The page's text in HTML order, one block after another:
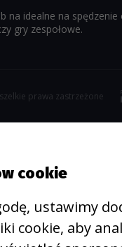
idealne na spędzenie
gry zespołowe.
prawa zastrzeżone
cookie
ustawimy
cookie, aby